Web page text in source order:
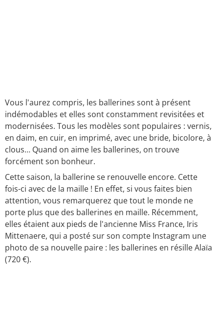
Vous l'aurez compris, les ballerines sont à présent
indémodables et elles sont constamment revisitées et
modernisées. Tous les modèles sont populaires : vernis,
en daim, en cuir, en imprimé, avec une bride, bicolore, à
clous… Quand on aime les ballerines, on trouve
forcément son bonheur.
Cette saison, la ballerine se renouvelle encore. Cette
fois-ci avec de la maille ! En effet, si vous faites bien
attention, vous remarquerez que tout le monde ne
porte plus que des ballerines en maille. Récemment,
elles étaient aux pieds de l'ancienne Miss France, Iris
Mittenaere, qui a posté sur son compte Instagram une
photo de sa nouvelle paire : les ballerines en résille Alaïa
(720 €).